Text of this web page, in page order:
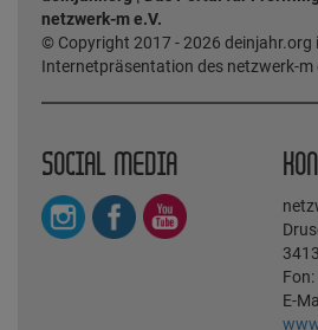
netzwerk-m e.V.
© Copyright 2017 - 2026 deinjahr.org
Internetpräsentation des netzwerk-m
SOCIAL MEDIA
E-